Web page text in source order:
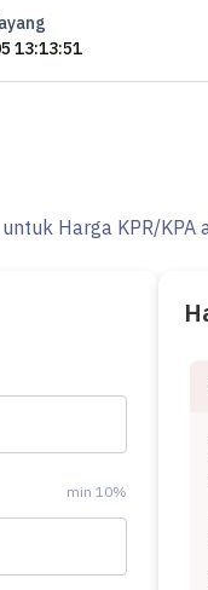
13:13:51
Harga KPR/
min 10%